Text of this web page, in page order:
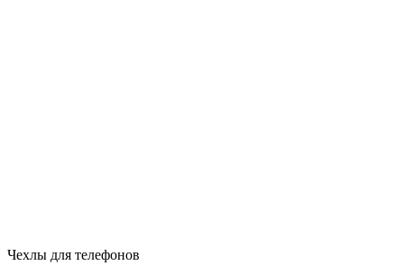
Чехлы для телефонов